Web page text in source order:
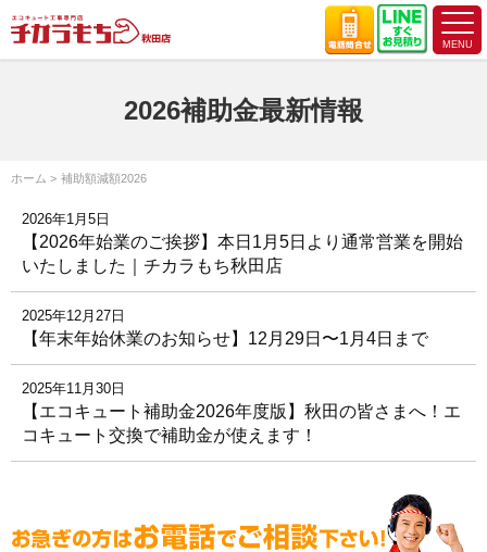
2026補助金最新情報
ホーム 補助額減額2026
2026年1月5日
【2026年始業のご挨拶】本日1月5日より通常営業を開始
いたしました｜チカラもち秋田店
2025年12月27日
【年末年始休業のお知らせ】12月29日〜1月4日まで
2025年11月30日
【エコキュート補助金2026年度版】秋田の皆さまへ！エ
コキュート交換で補助金が使えます！